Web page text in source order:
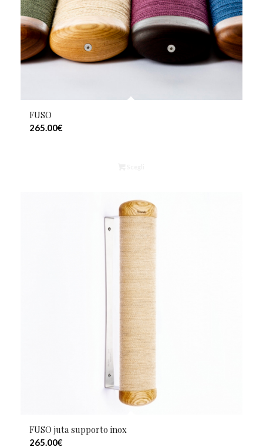
FUSO
265.00€
FUSO juta supporto inox
265.00€